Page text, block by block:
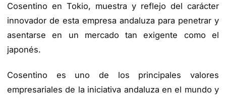
Cosentino en Tokio, muestra y reflejo del carácter
innovador de esta empresa andaluza para penetrar y
asentarse en un mercado tan exigente como el
japonés.
Cosentino es uno de los principales valores
empresariales de la iniciativa andaluza en el mundo y